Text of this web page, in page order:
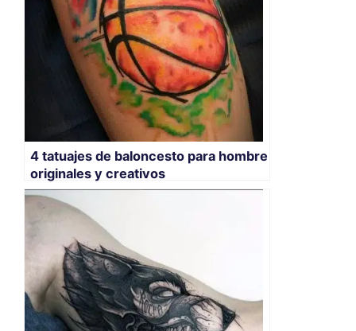
4 tatuajes de baloncesto para hombre
originales y creativos